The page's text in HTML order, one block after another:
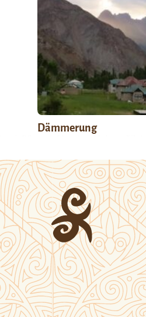
Dämmerung